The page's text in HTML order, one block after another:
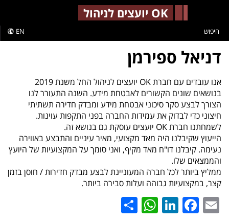
OK יועצים לניהול
EN חיפוש
דניאל ספירמן
אנו עובדים עם חברת OK יועצים לניהול החל משנת 2019
בנושאים שונים הקשורים לאבטחת מידע. השנה התעורר לנו
הצורך לבצע סקר סיכוני אבטחת מידע ומבדק חדירה תשתיתי
חיצוני כדי לבדוק את עמידות החברה בפני התקפות עוינות.
לשמחתנו חברת OK יועצים עוסקת גם בנושא זה.
הייעוץ שקיבלנו היה מאד מקצועי, מאיר עיניים והתבצע באווירה
נעימה. קיבלנו דו"ח מאד מקיף, ואני סומך על המקצועיות של היועץ
והממצאים שלו.
ממליץ ביותר לכל חברה המעוניינת לבצע מבדק חדירות / חוסן בזמן
קצר, במקצועיות גבוהה ועלות סבירה ביותר.
Email
Facebook
LinkedIn
WhatsApp